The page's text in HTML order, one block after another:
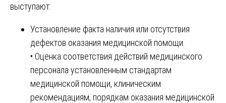
выступают:
Установление факта наличия или отсутствия
дефектов оказания медицинской помощи.
• Оценка соответствия действий медицинского
персонала установленным стандартам
медицинской помощи, клиническим
рекомендациям, порядкам оказания медицинской